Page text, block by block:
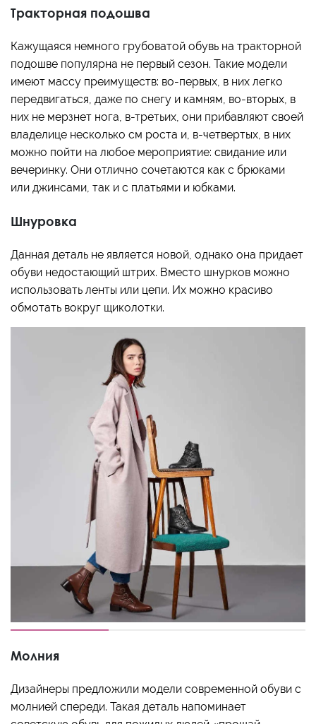
Тракторная подошва
Кажущаяся немного грубоватой обувь на тракторной
подошве популярна не первый сезон. Такие модели
имеют массу преимуществ: во-первых, в них легко
передвигаться, даже по снегу и камням, во-вторых, в
них не мерзнет нога, в-третьих, они прибавляют своей
владелице несколько см роста и, в-четвертых, в них
можно пойти на любое мероприятие: свидание или
вечеринку. Они отлично сочетаются как с брюками
или джинсами, так и с платьями и юбками.
Шнуровка
Данная деталь не является новой, однако она придает
обуви недостающий штрих. Вместо шнурков можно
использовать ленты или цепи. Их можно красиво
обмотать вокруг щиколотки.
Молния
Дизайнеры предложили модели современной обуви с
молнией спереди. Такая деталь напоминает